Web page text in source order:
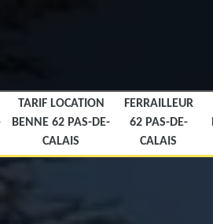
TARIF LOCATION
BENNE 62 PAS-DE-
CALAIS
FERRAILLEUR
62 PAS-DE-
CALAIS